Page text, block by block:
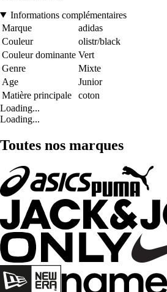
Informations complémentaires
Marque
adidas
Couleur
olistr/black
Couleur dominante Vert
Genre
Mixte
Age
Junior
Matière principale
coton
Loading...
Loading...
Toutes nos marques